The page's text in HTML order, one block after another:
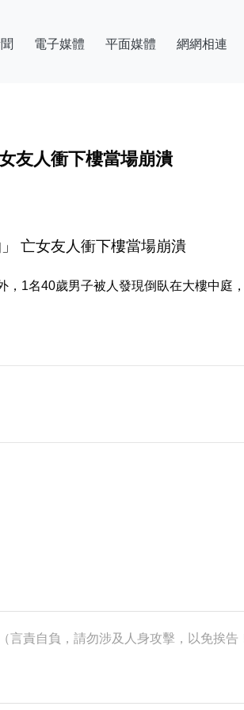
電子媒體 平面媒體 網網相連
友人衝下樓當場崩潰
亡女友人衝下樓當場崩潰
，1名40歲男子被人發現倒臥在大樓中
言責自負，請勿涉及人身攻擊，以免挨告